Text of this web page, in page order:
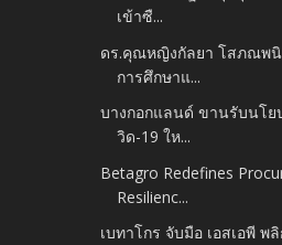
เข้าซื...
ดร.คุณหญิงกัลยา โสภณพ
การศึกษาแ...
บางกอกแลนด์ ขานรับนโ
วิด-19 ให...
Betagro Redefines
Resilienc...
เบทาโกร จับมือ เอสเอพี